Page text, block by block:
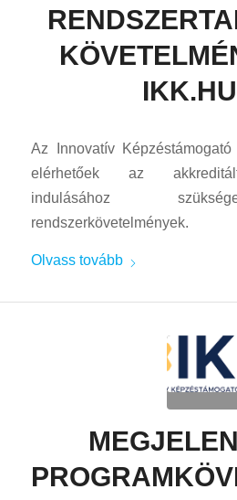
Az Innovatív
elérhetőek az
indulásához
rendszerkövetelmények.
Olvass tovább